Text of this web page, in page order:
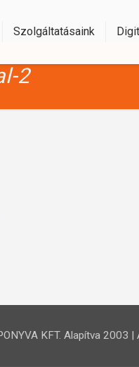
Szolgáltatásaink
2
KFT. Alapítva